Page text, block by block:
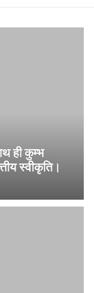
ही कुम्भ
स्वीकृति।